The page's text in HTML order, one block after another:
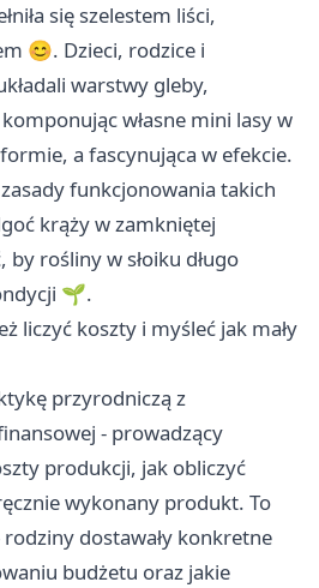
się szelestem liści,
😊. Dzieci, rodzice i
warstwy gleby,
własne mini lasy w
a fascynująca w efekcie.
funkcjonowania takich
krąży w zamkniętej
rośliny w słoiku długo
🌱.
liczyć koszty i myśleć jak mały
przyrodniczą z
- prowadzący
produkcji, jak obliczyć
wykonany produkt. To
rodziny dostawały konkretne
budżetu oraz jakie